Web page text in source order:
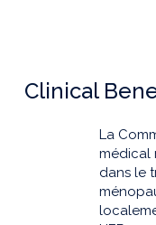
Clinical
La
médical
dans le